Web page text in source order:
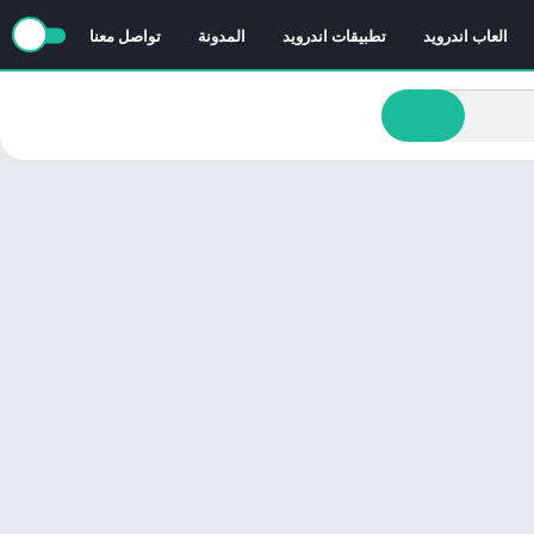
العاب اندرويد تطبيقات اندرويد المدونة تواصل معنا